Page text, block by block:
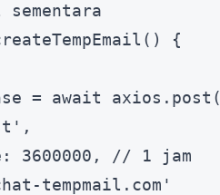
{
= await
3600000, // 1 jam
tempmail.com'